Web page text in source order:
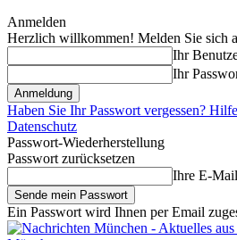
Anmelden
Herzlich willkommen! Melden Sie sich
Ihr
Ihr
Haben Sie Ihr Passwort vergessen?
Datenschutz
Passwort-Wiederherstellung
Passwort zurücksetzen
Ihre E-
Ein Passwort wird Ihnen per Email